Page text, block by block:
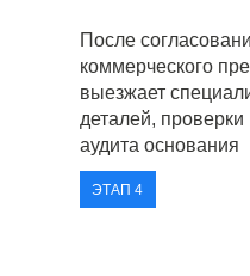
После
коммерческого
выезжает
деталей,
аудита основания
ЭТАП 4